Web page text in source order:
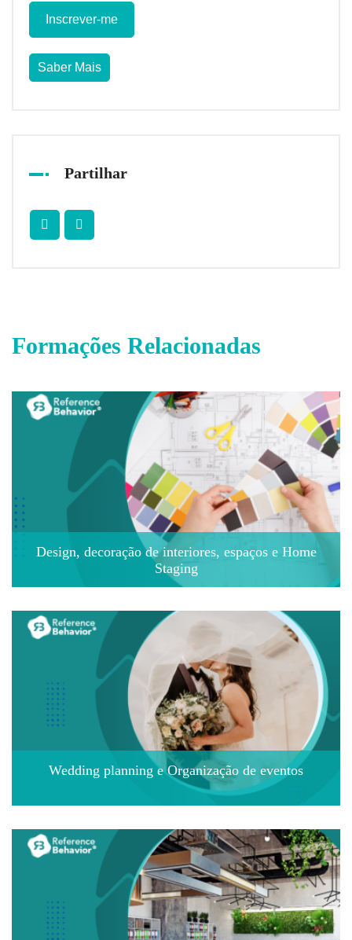
Inscrever-me
Saber Mais
Partilhar
Formações Relacionadas
Design, decoração de interiores, espaços e Home
Staging
Wedding planning e Organização de eventos